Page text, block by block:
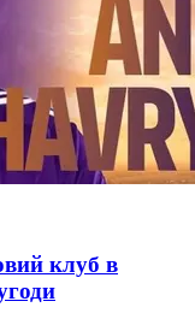
клуб в